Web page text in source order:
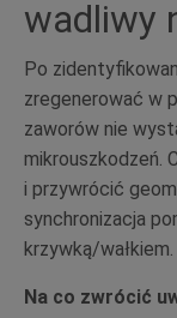
wadliwy
Po
zregenerować w
zaworów nie
mikrouszkodzeń.
i przywrócić
synchronizacja
krzywką/wałkiem.
Na co zwrócić